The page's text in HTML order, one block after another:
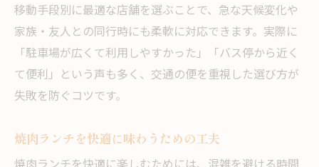
移動手段別に最適な店舗を選ぶことで、急な天候変化や
家族・友人との同行時にも柔軟に対応できます。実際に
「駐車場が広くて利用しやすかった」「バス停から近く
て便利」という声も多く、交通の便を重視した選び方が
失敗を防ぐコツです。
焼肉ランチを快適に味わうための工夫